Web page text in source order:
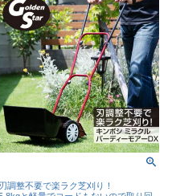
刃調整不要で楽ラク芝刈り！